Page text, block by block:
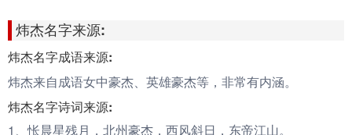
炜杰名字来源:
炜杰名字成语来源:
炜杰来自成语女中豪杰、英雄豪杰等，非常有内涵。
炜杰名字诗词来源:
1、怅晨星残月，北州豪杰 ，西风斜日，东帝江山。